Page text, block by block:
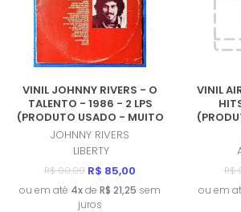
VINIL JOHNNY RIVERS - O
TALENTO - 1986 - 2 LPS
(PRODUTO USADO - MUITO
BOM)
JOHNNY RIVERS
LIBERTY
R$ 90,00 R$ 85,00
ou em até 4xde R$ 21,25 sem
juros
VINIL
R$
ou em